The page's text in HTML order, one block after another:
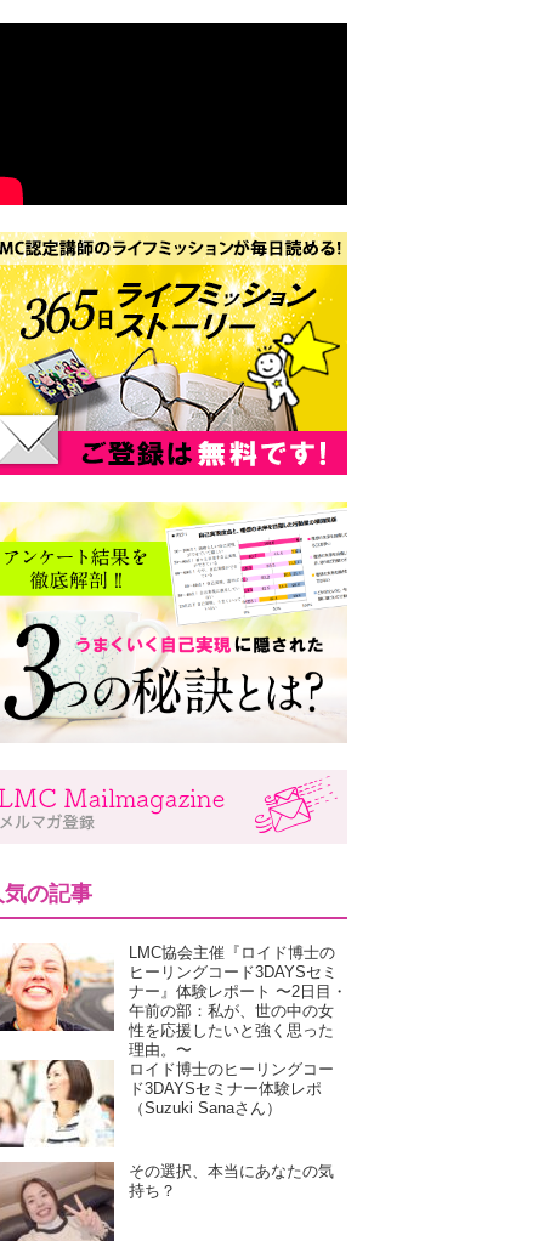
気の記事
LMC協会主催『ロイド博士の
ヒーリングコード3DAYSセミ
ナー』体験レポート 〜2日目・
午前の部：私が、世の中の女
性を応援したいと強く思った
理由。〜
ロイド博士のヒーリングコー
ド3DAYSセミナー体験レポ
（Suzuki Sanaさん）
その選択、本当にあなたの気
持ち？